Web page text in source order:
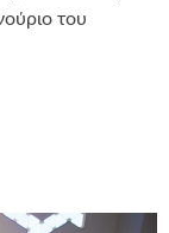
του